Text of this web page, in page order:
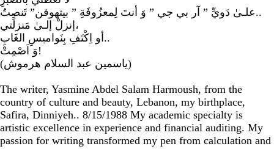
علـىٰ دَويِّ ” آر بي جي ” وَ أنتَ لِمعزُوفَةِ ” بيتهوفن” تَنصِتُ..
إنزلْ إلـىٰ مَنزلَتي،
أو اِكْتَفِ بِنَواميسِ الغَابِ..
وَ اَصْمِتْ!
(ياسمين عبد السلام هرموش)
The writer, Yasmine Abdel Salam Harmoush, from the
country of culture and beauty, Lebanon, my birthplace,
Safira, Dinniyeh.. 8/15/1988 My academic specialty is
artistic excellence in experience and financial auditing. My
passion for writing transformed my pen from calculation and